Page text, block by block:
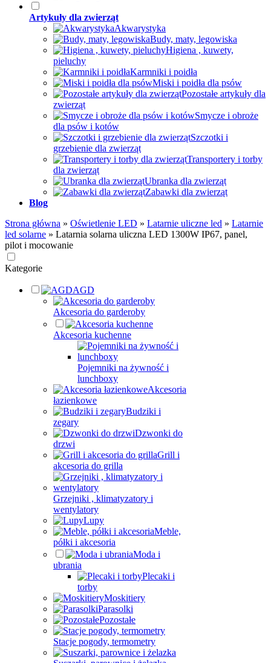
Artykuły dla zwierząt
Akwarystyka
Budy, maty, legowiska
Higiena , kuwety,
pieluchy
Karmniki i poidła
Miski i poidła dla psów
Pozostałe artykuły dla
zwierząt
Smycze i obroże
dla psów i kotów
Szczotki i
grzebienie dla zwierząt
Transportery i torby
dla zwierząt
Ubranka dla zwierząt
Zabawki dla zwierząt
Blog
Strona główna » Oświetlenie LED » Latarnie uliczne led » Latarnie
led solarne » Latarnia solarna uliczna LED 1300W IP67, panel,
pilot i mocowanie
Kategorie
AGD
Akcesoria do garderoby
Akcesoria kuchenne
Pojemniki na żywność i
lunchboxy
Akcesoria
łazienkowe
Budziki i
zegary
Dzwonki do
drzwi
Grill i
akcesoria do grilla
Grzejniki , klimatyzatory i
wentylatory
Lupy
Meble,
półki i akcesoria
Moda i
ubrania
Plecaki i
torby
Moskitiery
Parasolki
Pozostałe
Stacje pogody, termometry